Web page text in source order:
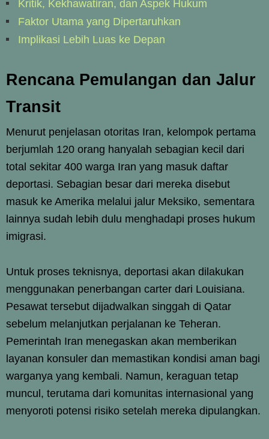
Kritik, Kekhawatiran, dan Aspek Hukum
Faktor Utama yang Dipertaruhkan
Implikasi Lebih Luas ke Depan
Rencana Pemulangan dan Jalur
Transit
Menurut penjelasan otoritas Iran, kelompok pertama
berjumlah 120 orang hanyalah sebagian kecil dari
total sekitar 400 warga Iran yang masuk daftar
deportasi. Sebagian besar dari mereka disebut
masuk ke Amerika melalui jalur Meksiko, sementara
lainnya sudah lebih dulu menghadapi proses hukum
imigrasi.
Untuk proses teknisnya, deportasi akan dilakukan
menggunakan penerbangan carter dari Louisiana.
Pesawat tersebut dijadwalkan singgah di Qatar
sebelum melanjutkan perjalanan ke Teheran.
Pemerintah Iran menegaskan akan memberikan
layanan konsuler dan memastikan kondisi aman bagi
warganya yang kembali. Namun, keraguan tetap
muncul, terutama dari komunitas internasional yang
menyoroti potensi risiko setelah mereka dipulangkan.